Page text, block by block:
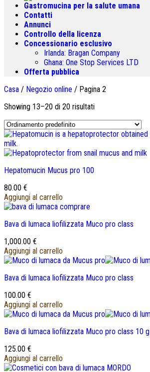
Gastromucina per la salute umana
Contatti
Annunci
Controllo della licenza
Concessionario esclusivo
Irlanda: Bragan Company
Ghana: One Stop Services LTD
Offerta pubblica
Casa / Negozio online / Pagina 2
Showing 13–20 di 20 risultati
Hepatomucin Mucus pro 100
80.00 €
Aggiungi al carrello
Bava di lumaca liofilizzata Muco pro class
1,000.00 €
Aggiungi al carrello
Bava di lumaca liofilizzata Muco pro class
100.00 €
Aggiungi al carrello
Bava di lumaca liofilizzata Muco pro class 10 g
125.00 €
Aggiungi al carrello